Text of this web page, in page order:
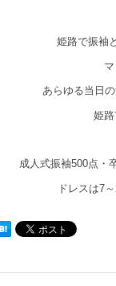
姫路で振袖
あらゆる当日
姫
成人式振袖500点・
ドレスは7